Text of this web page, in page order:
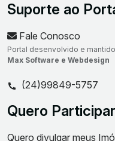
Suporte ao
Fale Conosco
Portal desenvolvido e
Max Software e Webdesign
(24)99849-5757
Quero Participar
Quero divulgar meus